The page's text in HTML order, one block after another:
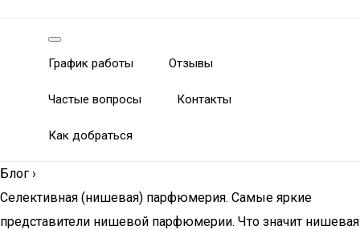
График работы Отзывы
Частые вопросы Контакты
Как добраться
Блог ›
Селективная (нишевая) парфюмерия. Самые яркие
представители нишевой парфюмерии. Что значит нишевая